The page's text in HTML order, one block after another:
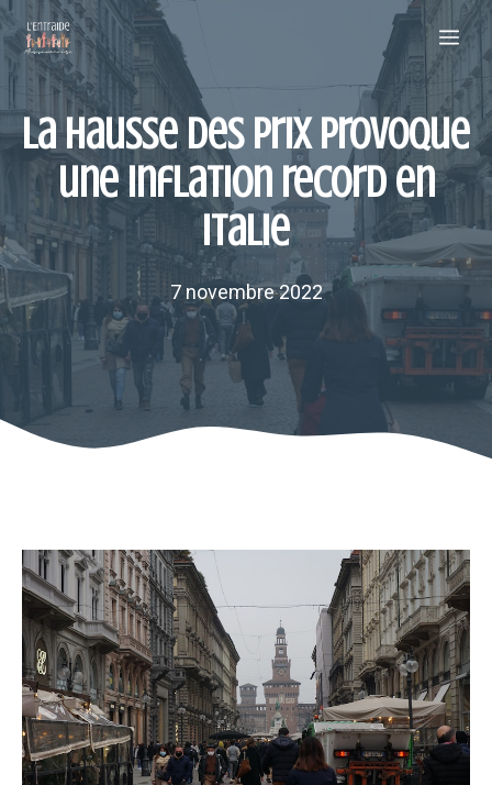
Aller
contenu
La hausse des prix provoque
une inflation record en
Italie
7 novembre 2022